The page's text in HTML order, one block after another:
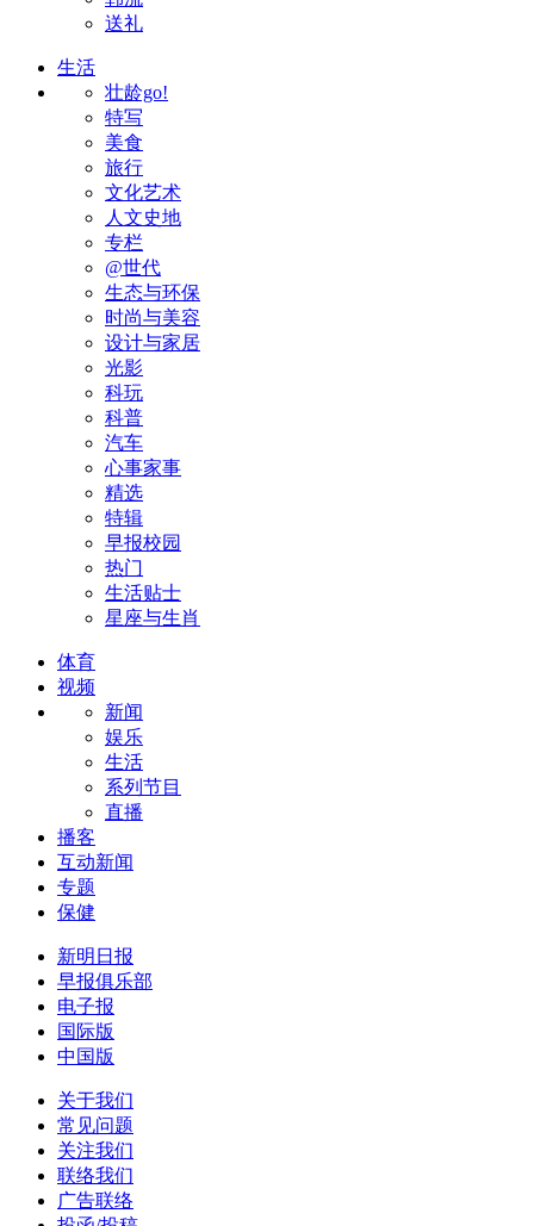
送礼
生活
壮龄go!
特写
美食
旅行
文化艺术
人文史地
专栏
@世代
生态与环保
时尚与美容
设计与家居
光影
科玩
科普
汽车
心事家事
精选
特辑
早报校园
热门
生活贴士
星座与生肖
体育
视频
新闻
娱乐
生活
系列节目
直播
播客
互动新闻
专题
保健
新明日报
早报俱乐部
电子报
国际版
中国版
关于我们
常见问题
关注我们
联络我们
广告联络